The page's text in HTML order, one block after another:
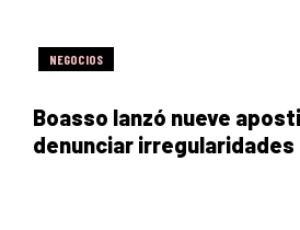
NEGOCIOS
Boasso lanzó nueve
denunciar irregularidades